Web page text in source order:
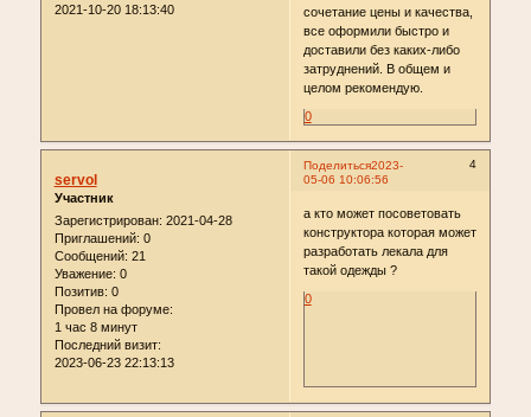
2021-10-20 18:13:40
сочетание цены и качества,
все оформили быстро и
доставили без каких-либо
затруднений. В общем и
целом рекомендую.
0
Поделиться 4
2023-
05-06 10:06:56
servol
Участник
Зарегистрирован: 2021-04-28
Приглашений: 0
Сообщений: 21
Уважение: 0
Позитив: 0
Провел на форуме:
1 час 8 минут
Последний визит:
2023-06-23 22:13:13
а кто может посоветовать
конструктора которая может
разработать лекала для
такой одежды ?
0